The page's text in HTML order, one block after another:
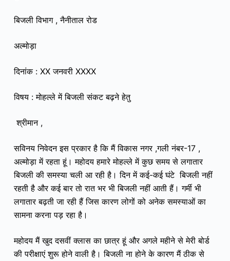
बिजली विभाग , नैनीताल रोड
अल्मोड़ा
दिनांक : XX जनवरी XXXX
विषय : मोहल्ले में बिजली संकट बढ़ने हेतु
श्रीमान ,
सविनय निवेदन इस प्रकार है कि मैं विकास नगर ,गली नंबर-17 ,
अल्मोड़ा में रहता हूं। महोदय हमारे मोहल्ले में कुछ समय से लगातार
बिजली की समस्या चली आ रही है। दिन में कई-कई घंटे बिजली नहीं
रहती है और कई बार तो रात भर भी बिजली नहीं आती हैं। गर्मी भी
लगातार बढ़ती जा रही हैं जिस कारण लोगों को अनेक समस्याओं का
सामना करना पड़ रहा है।
महोदय मैं खुद दसवीं क्लास का छात्र हूं और अगले महीने से मेरी बोर्ड
की परीक्षाएं शुरू होने वाली है। बिजली ना होने के कारण मैं ठीक से